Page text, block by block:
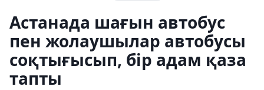
Астанада шағын автобус
пен жолаушылар автобусы
соқтығысып, бір адам қаза
тапты